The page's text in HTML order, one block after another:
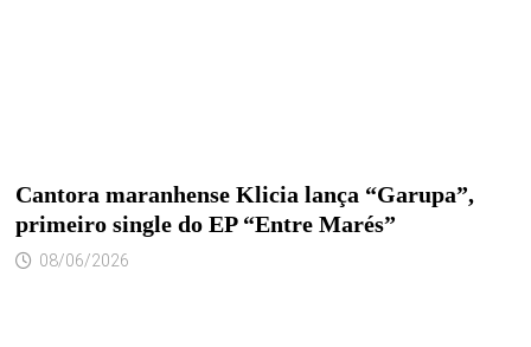
Cantora maranhense Klicia lança “Garupa”,
primeiro single do EP “Entre Marés”
08/06/2026